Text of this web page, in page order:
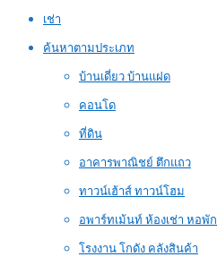
เช่า
ค้นหาตามประเภท
บ้านเดี่ยว บ้านแฝด
คอนโด
ที่ดิน
อาคารพาณิชย์ ตึกแถว
ทาวน์เฮ้าส์ ทาวน์โฮม
อพาร์ทเม้นท์ ห้องเช่า หอพัก
โรงงาน โกดัง คลังสินค้า